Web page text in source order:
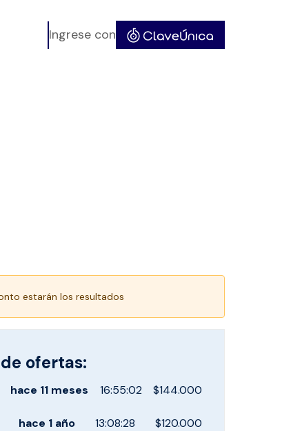
Ingrese con
estarán los resultados
ofertas:
hace 11 meses 16:55:02 $144.000
hace 1 año 13:08:28
$120.000